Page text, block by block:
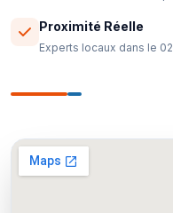
Proximité Réelle
Experts locaux dans le 02